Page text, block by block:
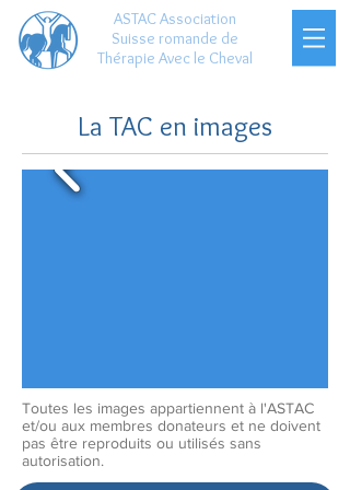
ASTAC Association
Suisse romande de
Thérapie Avec le Cheval
La TAC en images
Toutes les images appartiennent à l'ASTAC
et/ou aux membres donateurs et ne doivent
pas être reproduits ou utilisés sans
autorisation.